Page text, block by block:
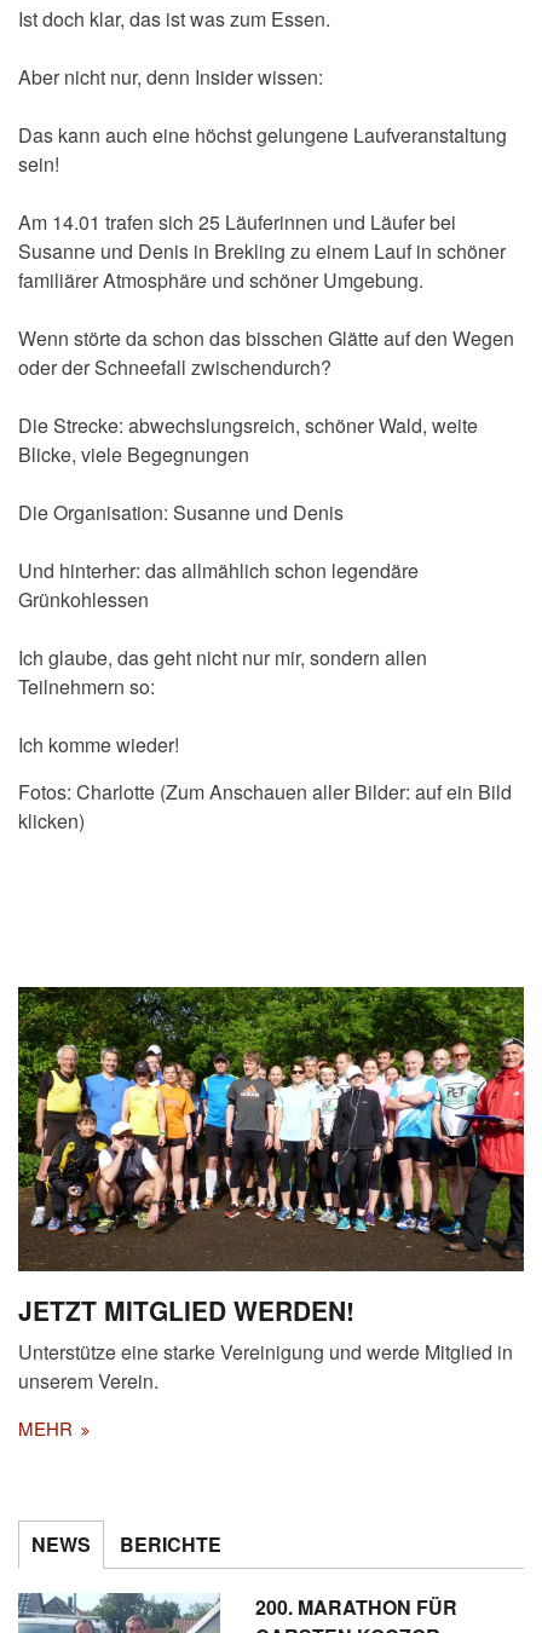
Ist doch klar, das ist was zum Essen.
Aber nicht nur, denn Insider wissen:
Das kann auch eine höchst gelungene Laufveranstaltung
sein!
Am 14.01 trafen sich 25 Läuferinnen und Läufer bei
Susanne und Denis in Brekling zu einem Lauf in schöner
familiärer Atmosphäre und schöner Umgebung.
Wenn störte da schon das bisschen Glätte auf den Wegen
oder der Schneefall zwischendurch?
Die Strecke: abwechslungsreich, schöner Wald, weite
Blicke, viele Begegnungen
Die Organisation: Susanne und Denis
Und hinterher: das allmählich schon legendäre
Grünkohlessen
Ich glaube, das geht nicht nur mir, sondern allen
Teilnehmern so:
Ich komme wieder!
Fotos: Charlotte (Zum Anschauen aller Bilder: auf ein Bild
klicken)
JETZT MITGLIED WERDEN!
Unterstütze eine starke Vereinigung und werde Mitglied in
unserem Verein.
MEHR
NEWS BERICHTE
200. MARATHON FÜR